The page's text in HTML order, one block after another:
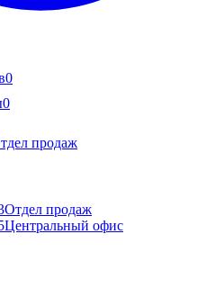
0
0
продаж
Отдел продаж
Центральный офис